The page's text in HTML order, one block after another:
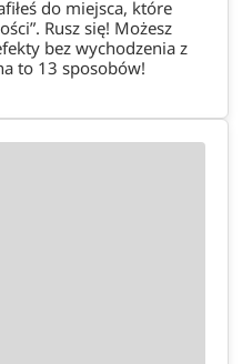
do miejsca, które
Rusz się! Możesz
bez wychodzenia z
to 13 sposobów!